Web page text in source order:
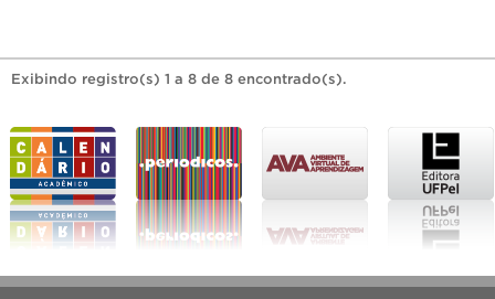
Exibindo registro(s) 1 a 8 de 8 encontrado(s).